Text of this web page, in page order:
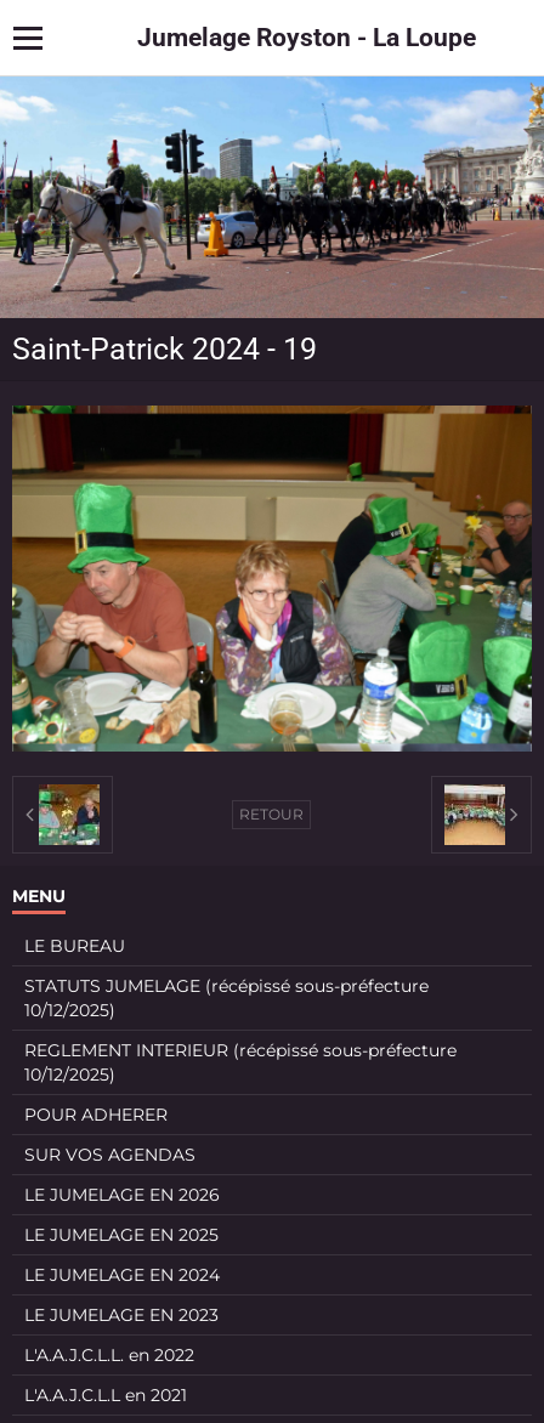
Jumelage Royston - La Loupe
Saint-Patrick 2024 - 19
RETOUR
MENU
LE BUREAU
STATUTS JUMELAGE (récépissé sous-préfecture
10/12/2025)
REGLEMENT INTERIEUR (récépissé sous-préfecture
10/12/2025)
POUR ADHERER
SUR VOS AGENDAS
LE JUMELAGE EN 2026
LE JUMELAGE EN 2025
LE JUMELAGE EN 2024
LE JUMELAGE EN 2023
L'A.A.J.C.L.L. en 2022
L'A.A.J.C.L.L en 2021